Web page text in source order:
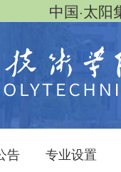
中国·太
告 专业设置